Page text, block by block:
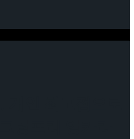
개인 최고점으로
랑프리 앙카라